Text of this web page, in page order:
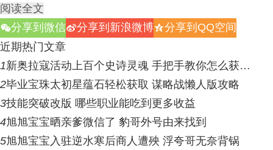
阅读全文
w分享到微信t分享到新浪微博z分享到QQ空间
近期热门文章
1新奥拉寇活动上百个史诗灵魂 手把手教你怎么获…
2毕业宝珠太初星蕴石轻松获取 谋略战懒人版攻略
3技能突破改版 哪些职业能吃到更多收益
4旭旭宝宝晒亲爹微信了 豹哥外号由来找到
5旭旭宝宝入驻逆水寒后商人遭殃 浮夸哥无奈背锅